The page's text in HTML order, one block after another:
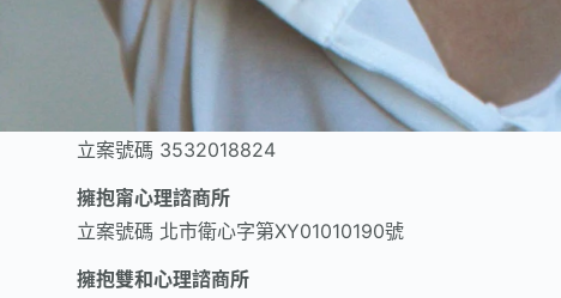
擁抱心藝心理諮商所
立案號碼
北市衛心字第XY01110079號
桃園 擁抱心身醫學診所
立案號碼 3532018824
擁抱甯心理諮商所
立案號碼 北市衛心字第XY01010190號
擁抱雙和心理諮商所